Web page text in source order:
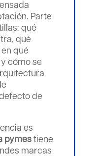
Parte
qué
qué
qué
cómo se
de
es
pymestiene
marcas